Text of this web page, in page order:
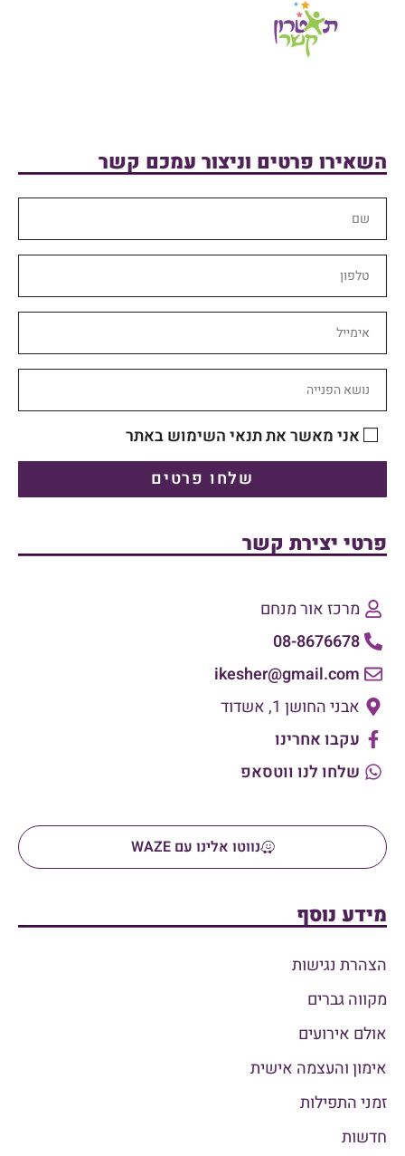
השאירו פרטים וניצור עמכם קשר
אני מאשר את תנאי השימוש באתר
שלחו פרטים
פרטי יצירת קשר
מרכז אור מנחם
08-8676678
ikesher@gmail.com
אבני החושן 1, אשדוד
עקבו אחרינו
שלחו לנו ווטסאפ
נווטו אלינו עם WAZE
מידע נוסף
הצהרת נגישות
מקווה גברים
אולם אירועים
אימון והעצמה אישית
זמני התפילות
חדשות